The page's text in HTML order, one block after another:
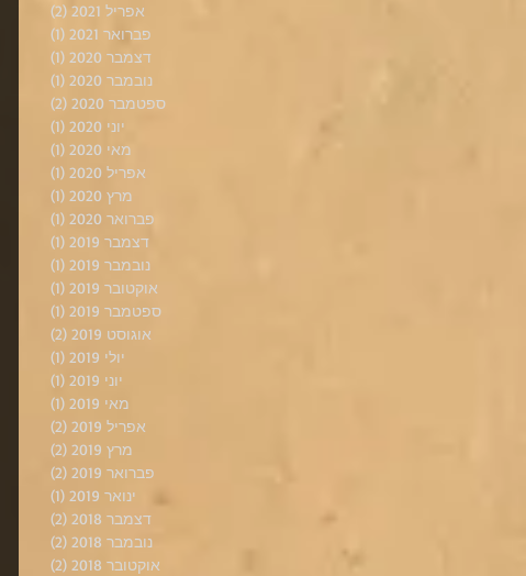
אפריל 2021
(2)
פברואר 2021
(1)
דצמבר 2020
(1)
נובמבר 2020
(1)
ספטמבר 2020
(2)
יוני 2020
(1)
מאי 2020
(1)
אפריל 2020
(1)
מרץ 2020
(1)
פברואר 2020
(1)
דצמבר 2019
(1)
נובמבר 2019
(1)
אוקטובר 2019
(1)
ספטמבר 2019
(1)
אוגוסט 2019
(2)
יולי 2019
(1)
יוני 2019
(1)
מאי 2019
(1)
אפריל 2019
(2)
מרץ 2019
(2)
פברואר 2019
(2)
ינואר 2019
(1)
דצמבר 2018
(2)
נובמבר 2018
(2)
אוקטובר 2018
(2)